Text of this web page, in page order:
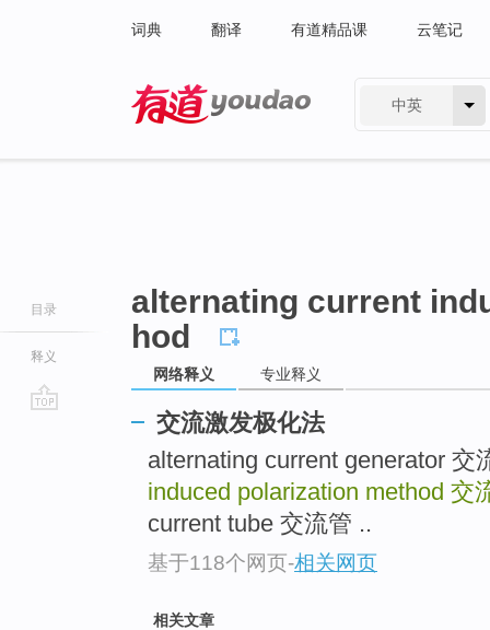
词典 翻译 有道精品课 云笔记
中英
目录
释义
alternating current
hod
网络释义 专业释义
交流激发极化法
alternating current generator 交
induced polarization method 交
current tube 交流管 ..
基于118个网页-相关网页
相关文章